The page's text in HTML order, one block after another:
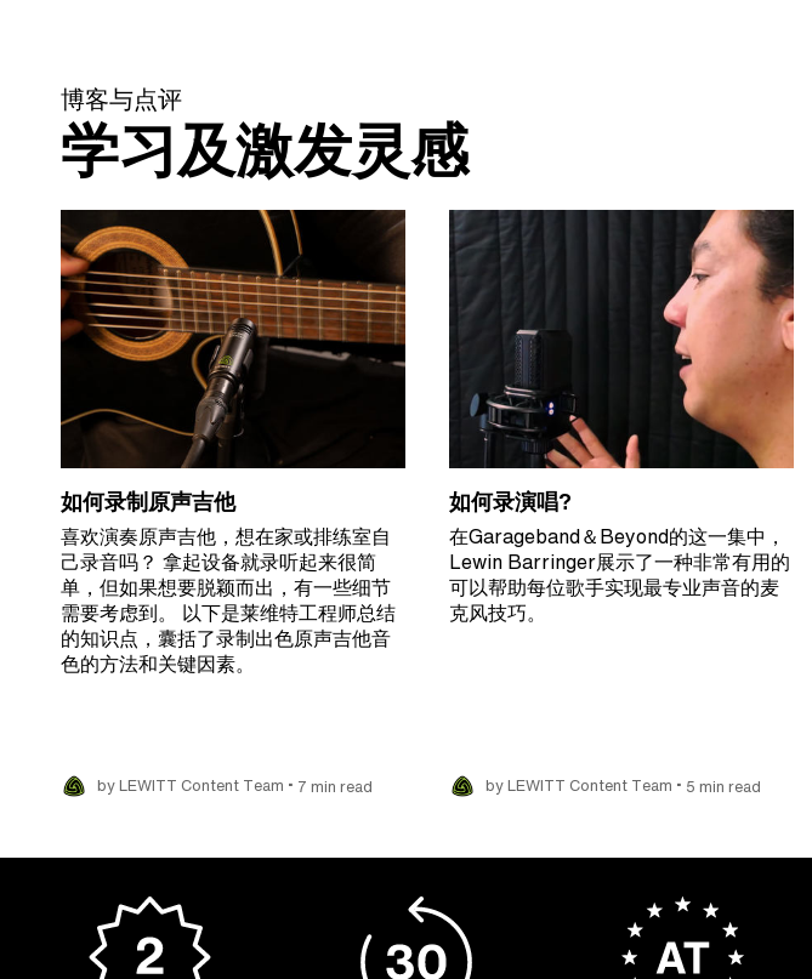
博客与点评
学习及激发灵感
如何录制原声吉他
喜欢演奏原声吉他，想在家或排练室自
己录音吗？ 拿起设备就录听起来很简
单，但如果想要脱颖而出，有一些细节
需要考虑到。 以下是莱维特工程师总结
的知识点，囊括了录制出色原声吉他音
色的方法和关键因素。
by LEWITT Content Team • 7 min read
如何录演唱?
在Garageband＆Beyond的这一集中，
Lewin Barringer展示了一种非常有用的
可以帮助每位歌手实现最专业声音的麦
克风技巧。
by LEWITT Content Team • 5 min read